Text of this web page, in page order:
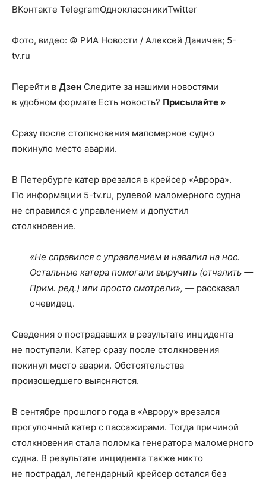
ВКонтакте TelegramОдноклассникиTwitter
Фото, видео: © РИА Новости / Алексей Даничев; 5-
tv.ru
Перейти в Дзен Следите за нашими новостями
в удобном формате Есть новость? Присылайте »
Сразу после столкновения маломерное судно
покинуло место аварии.
В Петербурге катер врезался в крейсер «Аврора».
По информации 5-tv.ru, рулевой маломерного судна
не справился с управлением и допустил
столкновение.
«Не справился с управлением и навалил на нос.
Остальные катера помогали выручить (отчалить —
Прим. ред.) или просто смотрели», — рассказал
очевидец.
Сведения о пострадавших в результате инцидента
не поступали. Катер сразу после столкновения
покинул место аварии. Обстоятельства
произошедшего выясняются.
В сентябре прошлого года в «Аврору» врезался
прогулочный катер с пассажирами. Тогда причиной
столкновения стала поломка генератора маломерного
судна. В результате инцидента также никто
не пострадал, легендарный крейсер остался без